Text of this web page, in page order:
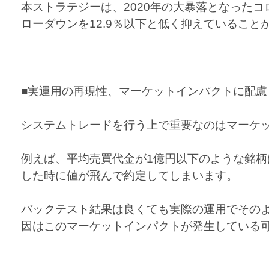
本ストラテジーは、2020年の大暴落となったコ
ローダウンを12.9％以下と低く抑えていること
■実運用の再現性、マーケットインパクトに配
システムトレードを行う上で重要なのはマーケ
例えば、平均売買代金が1億円以下のような銘
した時に値が飛んで約定してしまいます。
バックテスト結果は良くても実際の運用でその
因はこのマーケットインパクトが発生している